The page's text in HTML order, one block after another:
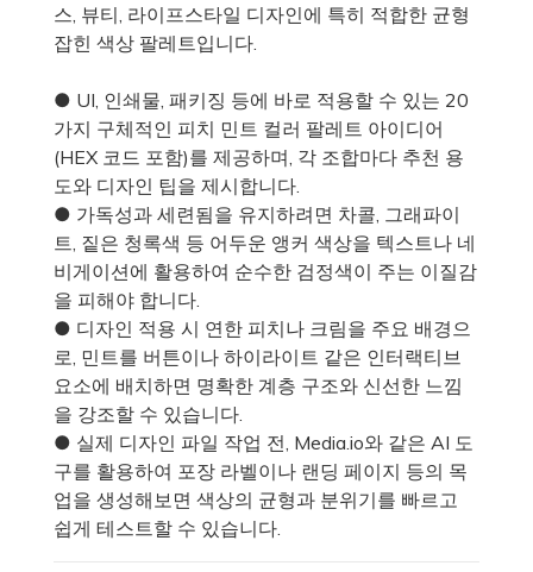
스, 뷰티, 라이프스타일 디자인에 특히 적합한 균형
잡힌 색상 팔레트입니다.
● UI, 인쇄물, 패키징 등에 바로 적용할 수 있는 20
가지 구체적인 피치 민트 컬러 팔레트 아이디어
(HEX 코드 포함)를 제공하며, 각 조합마다 추천 용
도와 디자인 팁을 제시합니다.
● 가독성과 세련됨을 유지하려면 차콜, 그래파이
트, 짙은 청록색 등 어두운 앵커 색상을 텍스트나 네
비게이션에 활용하여 순수한 검정색이 주는 이질감
을 피해야 합니다.
● 디자인 적용 시 연한 피치나 크림을 주요 배경으
로, 민트를 버튼이나 하이라이트 같은 인터랙티브
요소에 배치하면 명확한 계층 구조와 신선한 느낌
을 강조할 수 있습니다.
● 실제 디자인 파일 작업 전, Media.io와 같은 AI 도
구를 활용하여 포장 라벨이나 랜딩 페이지 등의 목
업을 생성해보면 색상의 균형과 분위기를 빠르고
쉽게 테스트할 수 있습니다.